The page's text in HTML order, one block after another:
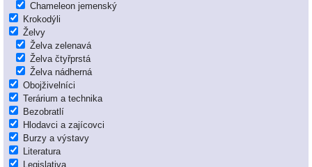
Chameleon jemenský
Krokodýli
Želvy
Želva zelenavá
Želva čtyřprstá
Želva nádherná
Obojživelníci
Terárium a technika
Bezobratlí
Hlodavci a zajícovci
Burzy a výstavy
Literatura
Legislativa